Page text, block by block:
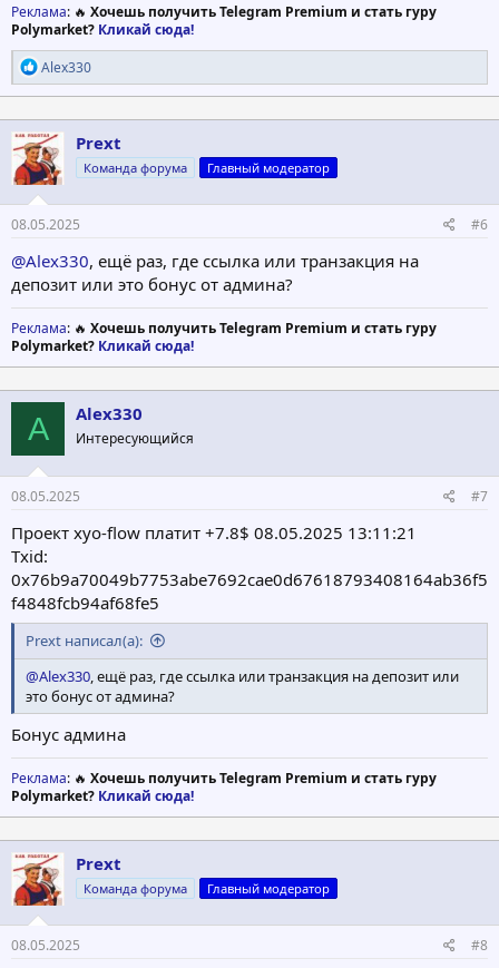
Реклама: 🔥 Хочешь получить Telegram Premium и стать гуру
Polymarket? Кликай сюда!
Р
е
а
к
ц
и
и
:
Alex330
Prext
Команда форума Главный модератор
08.05.2025 #6
@Alex330, ещё раз, где ссылка или транзакция на
депозит или это бонус от админа?
Реклама: 🔥 Хочешь получить Telegram Premium и стать гуру
Polymarket? Кликай сюда!
A Alex330
Интересующийся
08.05.2025 #7
Проект xyo-flow платит +7.8$ 08.05.2025 13:11:21
Txid:
0x76b9a70049b7753abe7692cae0d67618793408164ab36f5
f4848fcb94af68fe5
Prext написал(а):
@Alex330, ещё раз, где ссылка или транзакция на депозит или
это бонус от админа?
Бонус админа
Реклама: 🔥 Хочешь получить Telegram Premium и стать гуру
Polymarket? Кликай сюда!
Prext
Команда форума Главный модератор
08.05.2025 #8